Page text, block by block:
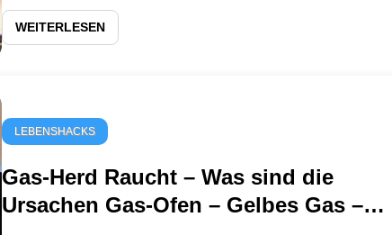
WEITERLESEN
LEBENSHACKS
Gas-Herd Raucht – Was sind die
Ursachen Gas-Ofen – Gelbes Gas –